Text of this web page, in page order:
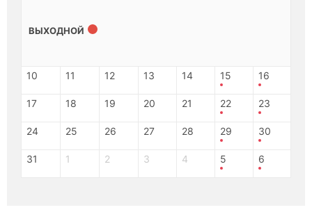
ВЫХОДНОЙ
10 11 12 13 14 15 16
17 18 19 20 21 22 23
24 25 26 27 28 29 30
31 1 2 3 4 5 6